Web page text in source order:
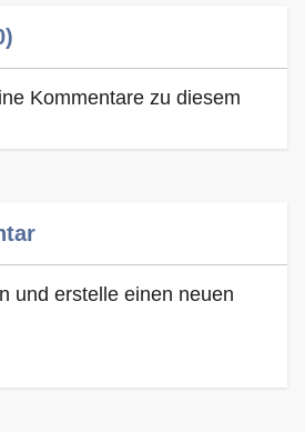
Kommentare zu diesem
und erstelle einen neuen